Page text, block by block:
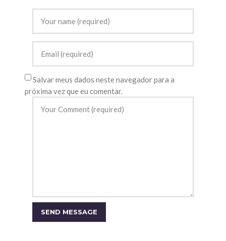
Salvar meus dados neste navegador para a
próxima vez que eu comentar.